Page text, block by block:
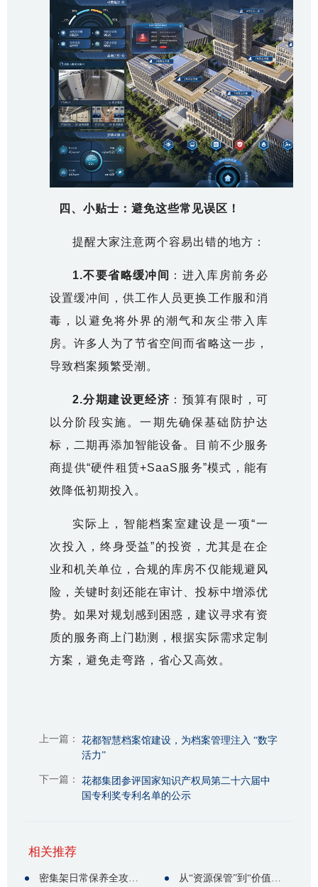
四、小贴士：避免这些常见误区！
提醒大家注意两个容易出错的地方：
1.不要省略缓冲间 ：进入库房前务必
设置缓冲间，供工作人员更换工作服和消
毒，以避免将外界的潮气和灰尘带入库
房。许多人为了节省空间而省略这一步，
导致档案频繁受潮。
2.分期建设更经济 ：预算有限时，可
以分阶段实施。一期先确保基础防护达
标，二期再添加智能设备。目前不少服务
商提供“硬件租赁+SaaS服务”模式，能有
效降低初期投入。
实际上， 智能档案室建设是一项“一
次投入，终身受益”的投资，尤其是在企
业和机关单位，合规的库房不仅能规避风
险，关键时刻还能在审计、投标中增添优
势。如果对规划感到困惑，建议寻求有资
质的服务商上门勘测，根据实际需求定制
方案，避免走弯路，省心又高效。
上一篇：
花都智慧档案馆建设，为档案管理注入 “数字
活力”
下一篇：
花都集团参评国家知识产权局第二十六届中
国专利奖专利名单的公示
相关推荐
密集架日常保养全攻略：30年行业经验总结的9大关键要点
从“资源保管”到“价值生产”：智能档案室的建设逻辑与时代意义